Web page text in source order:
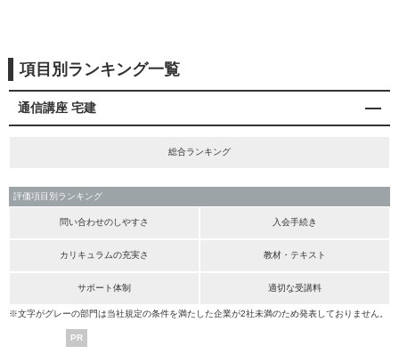
項目別ランキング一覧
通信講座 宅建
総合ランキング
評価項目別ランキング
問い合わせのしやすさ 入会手続き
カリキュラムの充実さ 教材・テキスト
サポート体制 適切な受講料
※文字がグレーの部門は当社規定の条件を満たした企業が2社未満のため発表しておりません。
PR